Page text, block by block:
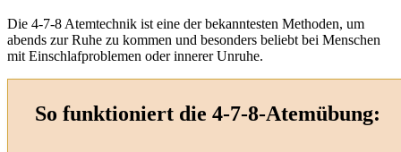
Die 4-7-8 Atemtechnik ist eine der bekanntesten Methoden, um
abends zur Ruhe zu kommen und besonders beliebt bei Menschen
mit Einschlafproblemen oder innerer Unruhe.
So funktioniert die 4-7-8-Atemübung: